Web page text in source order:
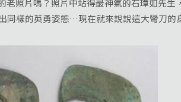
照片嗎？照片中站得最神氣的石璋如先生
同樣的英勇姿態…現在就來說說這大彎刀的